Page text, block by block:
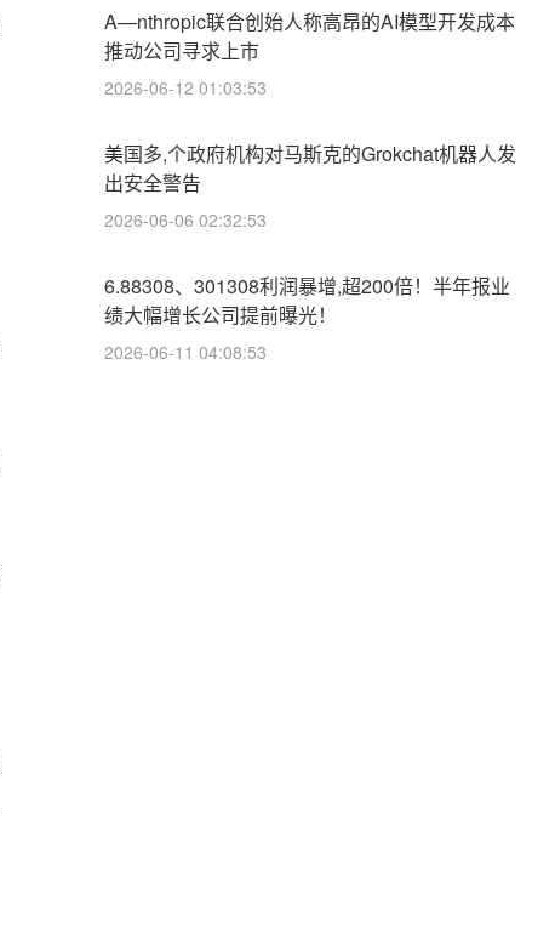
A—nthropic联合创始人称高昂的AI模型开发成本
推动公司寻求上市
2026-06-12 01:03:53
美国多,个政府机构对马斯克的Grokchat机器人发
出安全警告
2026-06-06 02:32:53
6.88308、301308利润暴增,超200倍！半年报业
绩大幅增长公司提前曝光！
2026-06-11 04:08:53